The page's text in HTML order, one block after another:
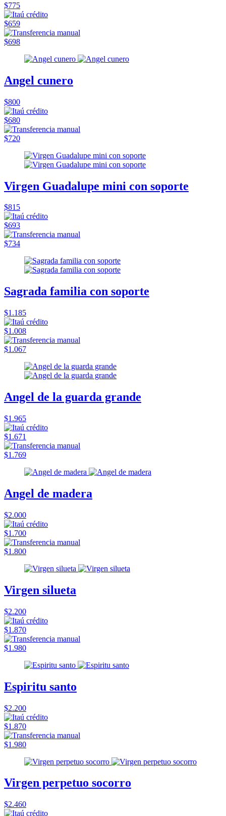
$775
$659
$698
Angel cunero
$800
$680
$720
Virgen Guadalupe mini con soporte
$815
$693
$734
Sagrada familia con soporte
$1.185
$1.008
$1.067
Angel de la guarda grande
$1.965
$1.671
$1.769
Angel de madera
$2.000
$1.700
$1.800
Virgen silueta
$2.200
$1.870
$1.980
Espiritu santo
$2.200
$1.870
$1.980
Virgen perpetuo socorro
$2.460